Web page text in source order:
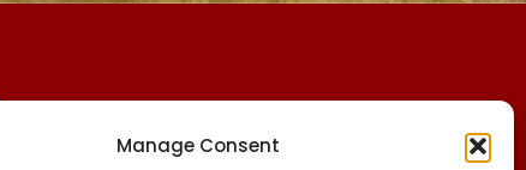
Manage Consent